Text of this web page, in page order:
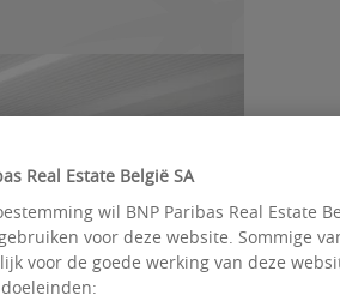
Real Estate België SA
wil BNP Paribas Real Estate
voor deze website. Sommige
voor de goede werking van deze